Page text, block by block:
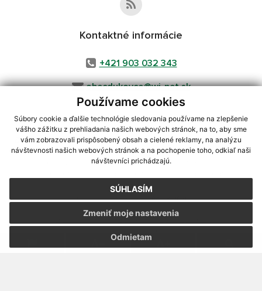
Používame cookies
Súbory cookie a ďalšie technológie sledovania používame na zlepšenie
vášho zážitku z prehliadania našich webových stránok, na to, aby sme
vám zobrazovali prispôsobený obsah a cielené reklamy, na analýzu
návštevnosti našich webových stránok a na pochopenie toho, odkiaľ naši
návštevníci prichádzajú.
SÚHLASÍM
Odmietam
Zmeniť moje nastavenia
Kontaktné informácie
+421 903 032 343
obecdukovce@wi-net.sk
využite možnosť získavania aktuálnych informácií s využitím RSS
CMS systém (redakčný) systém ECHELON 2,Mapa stránok,web portál
webex.digital, s.r.o.,domény,registrácia domény
Posledná aktualizácia:04.08.2026
Vytlačiť stránku|Vyhlásenie o prístupnosti